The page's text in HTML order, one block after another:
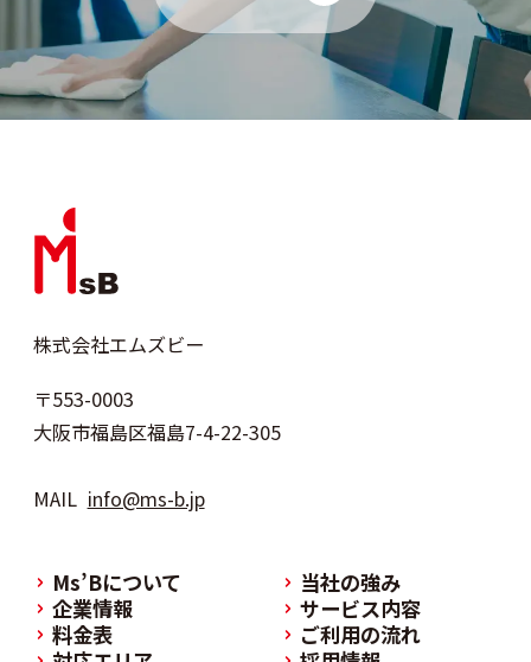
株式会社エムズビー
〒553-0003
大阪市福島区福島7-4-22-305
MAIL info@ms-b.jp
Ms’Bについて
当社の強み
企業情報
サービス内容
料金表
ご利用の流れ